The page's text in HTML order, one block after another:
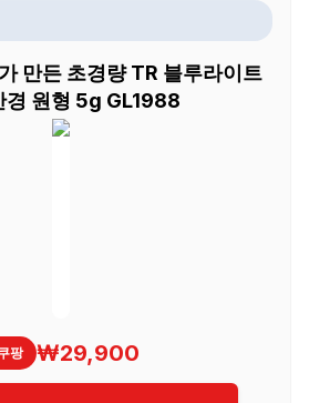
만든 초경량 TR 블루라이트
경 원형 5g GL1988
팡 ₩29,900